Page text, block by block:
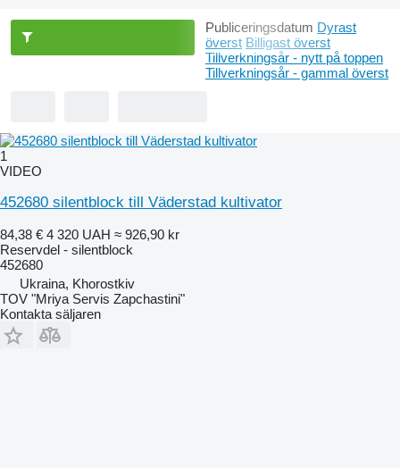
Publiceringsdatum Dyrast
överst Billigast överst
Tillverkningsår - nytt på toppen
Tillverkningsår - gammal överst
1
VIDEO
452680 silentblock till Väderstad kultivator
84,38 € 4 320 UAH ≈ 926,90 kr
Reservdel - silentblock
452680
Ukraina, Khorostkiv
TOV "Mriya Servis Zapchastini"
Kontakta säljaren